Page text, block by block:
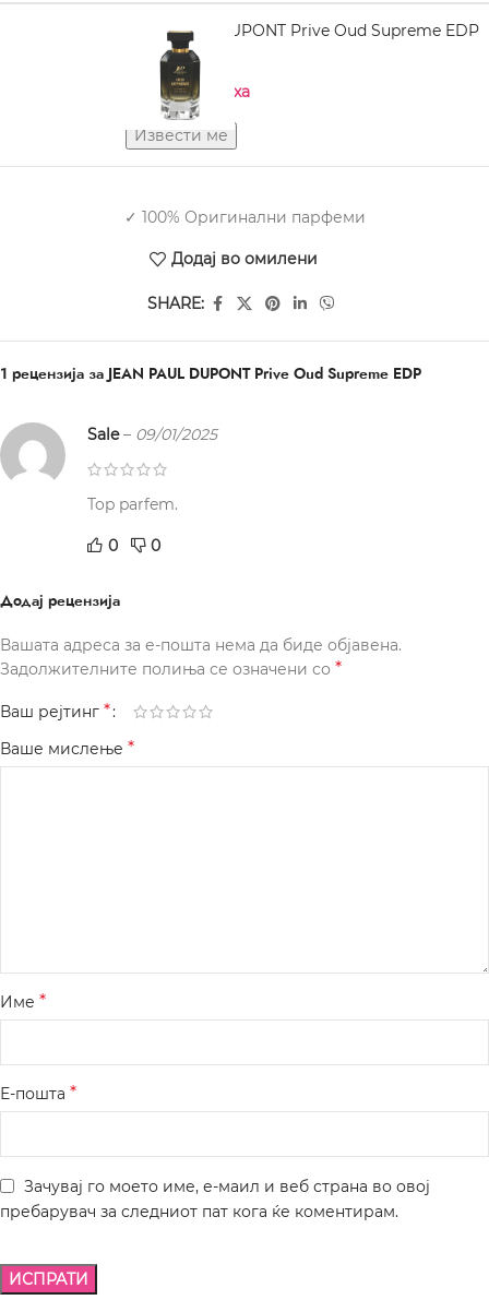
JEAN PAUL DUPONT Prive Oud Supreme EDP
100 ml
Нема на залиха
✓ 100% Оригинални парфеми
Додај во омилени
SHARE:
1 рецензија за JEAN PAUL DUPONT Prive Oud Supreme EDP
Sale– 09/01/2025
Top parfem.
0 0
Додај рецензија
Вашата адреса за е-пошта нема да биде објавена.
Задолжителните полиња се означени со *
Ваш рејтинг *
Ваше мислење *
Име *
Е-пошта *
Зачувај го моето име, е-маил и веб страна во овој
пребарувач за следниот пат кога ќе коментирам.